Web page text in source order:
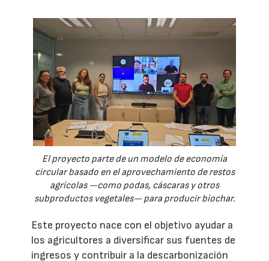
El proyecto parte de un modelo de economía
circular basado en el aprovechamiento de restos
agrícolas —como podas, cáscaras y otros
subproductos vegetales— para producir biochar.
Este proyecto nace con el objetivo ayudar a
los agricultores a diversificar sus fuentes de
ingresos y contribuir a la descarbonización